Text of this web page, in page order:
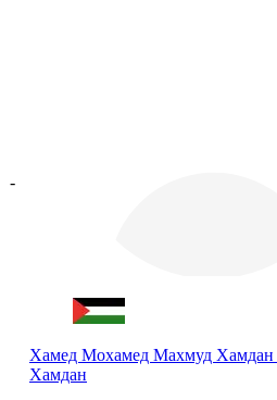
-
Хамед Мохамед Махмуд Хамдан
Хамдан